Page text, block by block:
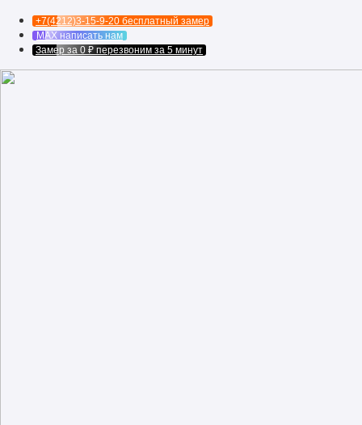
+7(4212)3-15-9-20 бесплатный замер
MAX написать нам
Замер за 0 ₽ перезвоним за 5 минут